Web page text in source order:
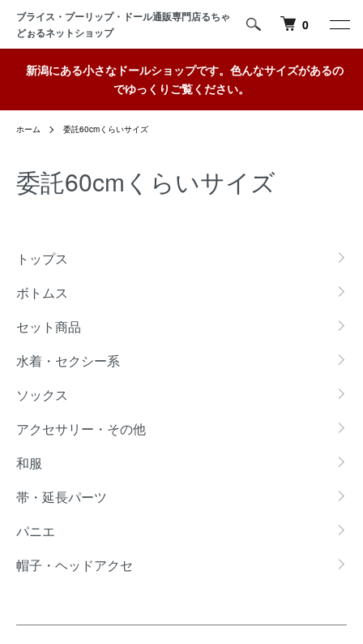
ブライス・プーリップ・ドール通販専門店るちゃ
どぉるネットショップ
0
新潟にある小さなドールショップです。色んなサイズがあるの
でゆっくりご覧ください。
ホーム 委託60cmくらいサイズ
委託60cmくらいサイズ
トップス
ボトムス
セット商品
水着・セクシー系
ソックス
アクセサリー・その他
和服
帯・延長パーツ
パニエ
帽子・ヘッドアクセ